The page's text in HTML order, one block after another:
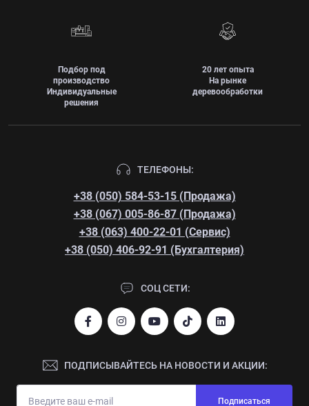
Подбор под
производство
Индивидуальные
решения
20 лет опыта
На рынке
деревообработки
ТЕЛЕФОНЫ:
+38 (050) 584-53-15 (Продажа)
+38 (067) 005-86-87 (Продажа)
+38 (063) 400-22-01 (Сервис)
+38 (050) 406-92-91 (Бухгалтерия)
СОЦ СЕТИ:
ПОДПИСЫВАЙТЕСЬ НА НОВОСТИ И АКЦИИ:
Подписаться